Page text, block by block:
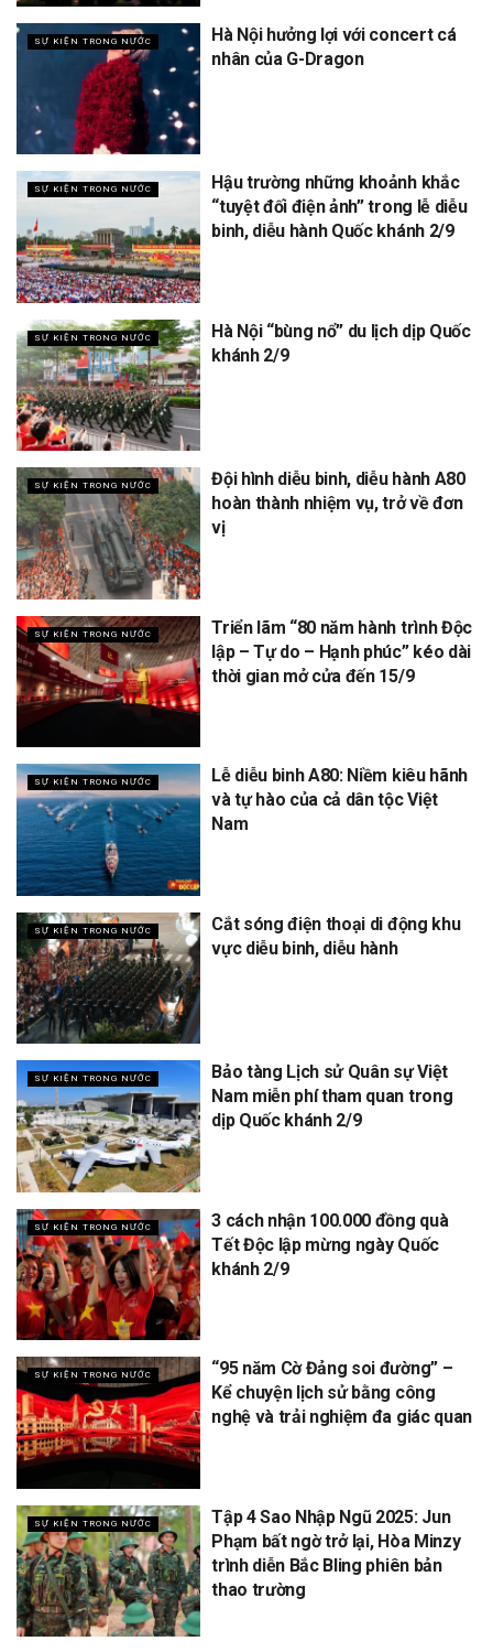
SỰ KIỆN TRONG NƯỚC
Hà Nội hưởng lợi với concert cá
nhân của G-Dragon
SỰ KIỆN TRONG NƯỚC
Hậu trường những khoảnh khắc
“tuyệt đối điện ảnh” trong lễ diễu
binh, diễu hành Quốc khánh 2/9
SỰ KIỆN TRONG NƯỚC
Hà Nội “bùng nổ” du lịch dịp Quốc
khánh 2/9
SỰ KIỆN TRONG NƯỚC
Đội hình diễu binh, diễu hành A80
hoàn thành nhiệm vụ, trở về đơn
vị
SỰ KIỆN TRONG NƯỚC
Triển lãm “80 năm hành trình Độc
lập – Tự do – Hạnh phúc” kéo dài
thời gian mở cửa đến 15/9
SỰ KIỆN TRONG NƯỚC
Lễ diễu binh A80: Niềm kiêu hãnh
và tự hào của cả dân tộc Việt
Nam
SỰ KIỆN TRONG NƯỚC
Cắt sóng điện thoại di động khu
vực diễu binh, diễu hành
SỰ KIỆN TRONG NƯỚC
Bảo tàng Lịch sử Quân sự Việt
Nam miễn phí tham quan trong
dịp Quốc khánh 2/9
SỰ KIỆN TRONG NƯỚC
3 cách nhận 100.000 đồng quà
Tết Độc lập mừng ngày Quốc
khánh 2/9
SỰ KIỆN TRONG NƯỚC
“95 năm Cờ Đảng soi đường” –
Kể chuyện lịch sử bằng công
nghệ và trải nghiệm đa giác quan
SỰ KIỆN TRONG NƯỚC
Tập 4 Sao Nhập Ngũ 2025: Jun
Phạm bất ngờ trở lại, Hòa Minzy
trình diễn Bắc Bling phiên bản
thao trường